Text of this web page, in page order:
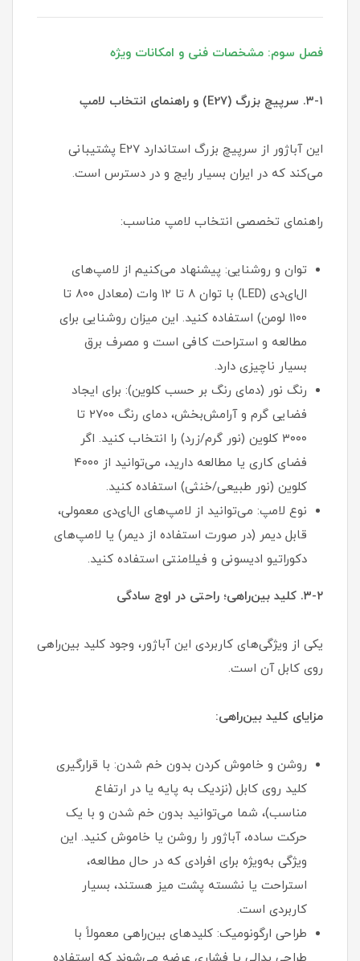
فصل سوم: مشخصات فنی و امکانات ویژه
۳-۱. سرپیچ بزرگ (E27) و راهنمای انتخاب لامپ
این آباژور از سرپیچ بزرگ استاندارد E27 پشتیبانی
می‌کند که در ایران بسیار رایج و در دسترس است.
راهنمای تخصصی انتخاب لامپ مناسب:
توان و روشنایی: پیشنهاد می‌کنیم از لامپ‌های
ال‌ای‌دی (LED) با توان ۸ تا ۱۲ وات (معادل ۸۰۰ تا
۱۱۰۰ لومن) استفاده کنید. این میزان روشنایی برای
مطالعه و استراحت کافی است و مصرف برق
بسیار ناچیزی دارد.
رنگ نور (دمای رنگ بر حسب کلوین): برای ایجاد
فضایی گرم و آرامش‌بخش، دمای رنگ ۲۷۰۰ تا
۳۰۰۰ کلوین (نور گرم/زرد) را انتخاب کنید. اگر
فضای کاری یا مطالعه دارید، می‌توانید از ۴۰۰۰
کلوین (نور طبیعی/خنثی) استفاده کنید.
نوع لامپ: می‌توانید از لامپ‌های ال‌ای‌دی معمولی،
قابل دیمر (در صورت استفاده از دیمر) یا لامپ‌های
دکوراتیو ادیسونی و فیلامنتی استفاده کنید.
۳-۲. کلید بین‌راهی؛ راحتی در اوج سادگی
یکی از ویژگی‌های کاربردی این آباژور، وجود کلید بین‌راهی
روی کابل آن است.
مزایای کلید بین‌راهی:
روشن و خاموش کردن بدون خم شدن: با قرارگیری
کلید روی کابل (نزدیک به پایه یا در ارتفاع
مناسب)، شما می‌توانید بدون خم شدن و با یک
حرکت ساده، آباژور را روشن یا خاموش کنید. این
ویژگی به‌ویژه برای افرادی که در حال مطالعه،
استراحت یا نشسته پشت میز هستند، بسیار
کاربردی است.
طراحی ارگونومیک: کلیدهای بین‌راهی معمولاً با